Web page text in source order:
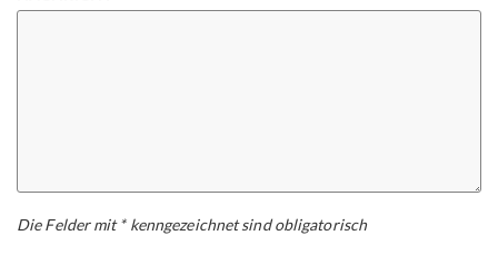
Die Felder mit * kenngezeichnet sind obligatorisch